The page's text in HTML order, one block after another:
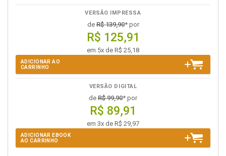
VERSÃO IMPRESSA
deR$ 139,90* por
R$ 125,91
em 5x de R$ 25,18
ADICIONAR AO
CARRINHO
VERSÃO DIGITAL
de R$ 99,90* por
R$ 89,91
em 3x de R$ 29,97
ADICIONAR EBOOK
AO CARRINHO